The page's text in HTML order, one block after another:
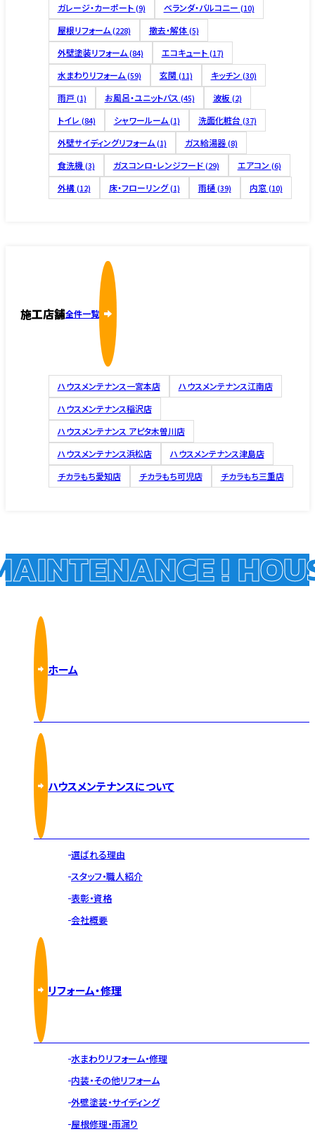
ガレージ・カーポート (9) ベランダ・バルコニー (10)
屋根リフォーム (228) 撤去・解体 (5)
外壁塗装リフォーム (84) エコキュート (17)
水まわりリフォーム (59) 玄関 (11) キッチン (30)
雨戸 (1) お風呂・ユニットバス (45) 波板 (2)
トイレ (84) シャワールーム (1) 洗面化粧台 (37)
外壁サイディングリフォーム (1) ガス給湯器 (8)
食洗機 (3) ガスコンロ・レンジフード (29) エアコン (6)
外構 (12) 床・フローリング(1) 雨樋 (39) 内窓 (10)
施工店舗全件一覧
ハウスメンテナンス一宮本店
ハウスメンテナンス江南店
ハウスメンテナンス稲沢店
ハウスメンテナンス アピタ木曽川店
ハウスメンテナンス浜松店
ハウスメンテナンス津島店
チカラもち愛知店
チカラもち可児店 チカラもち三重店
!
ホーム
ハウスメンテナンスについて
選ばれる理由
スタッフ・職人紹介
表彰・資格
会社概要
リフォーム・修理
水まわりリフォーム・修理
内装・その他リフォーム
外壁塗装・サイディング
屋根修理・雨漏り